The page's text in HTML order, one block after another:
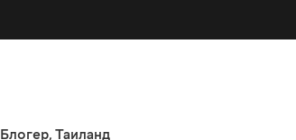
Блогер, Таиланд